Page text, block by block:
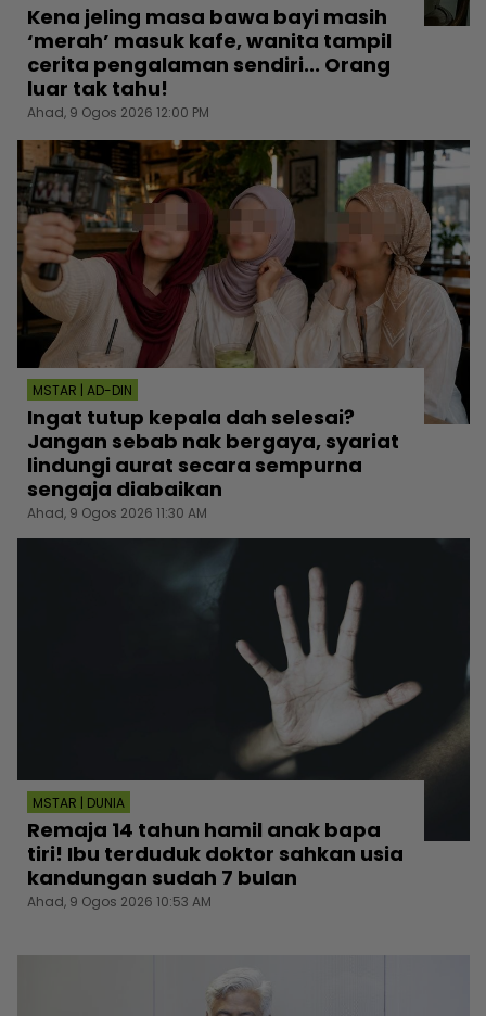
Kena jeling masa bawa bayi masih
‘merah’ masuk kafe, wanita tampil
cerita pengalaman sendiri... Orang
luar tak tahu!
Ahad, 9 Ogos 2026 12:00 PM
MSTAR | AD-DIN
Ingat tutup kepala dah selesai?
Jangan sebab nak bergaya, syariat
lindungi aurat secara sempurna
sengaja diabaikan
Ahad, 9 Ogos 2026 11:30 AM
MSTAR | DUNIA
Remaja 14 tahun hamil anak bapa
tiri! Ibu terduduk doktor sahkan usia
kandungan sudah 7 bulan
Ahad, 9 Ogos 2026 10:53 AM